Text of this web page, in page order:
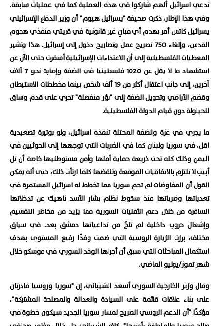
تدعي اسرائيل أنهم شاركوا في هذه العملية كما في عمليات سابقة.
وفي هذا الإطار، ذكرت صحيفة "يسرائيل هيوم" أن وزير الدفاع الإسرائيلي
يسرائيل كاتس أمر بهدم أي مبانٍ غير قانونية في قريتي منفذي هجوم
القدس، وإلغاء 750 تصريح عمل وتصاريح دخول إلى إسرائيل. هذا وتشير
المعطيات الفلسطينية إلى أن الاعتداءات الإسرائيلية أسفرت حتى الآن عن
استشهاد ما لا يقل عن 1020 فلسطينيا في الضفة وإصابة نحو 7 آلاف
آخرين، إلى جانب اعتقال أكثر من 19 ألف شخص بينما مخططات الاستيطان
وقضم الأراضي وتحويل الضفة إلى "بؤر منفصلة" تجري على قدم وساق
للحيلولة دون قيام الدولة الفلسطينية.
ما يجري في غزة والضفة المحتلة تنفذه اسرائيل، ولو بوتيرة تصعيدية
اقل، في سوريا ولبنان كما في الضربات التي توجهها إلى الحوثيين في
اليمن وذلك كله تحت ذريعة حماية أمنها وأمن مستوطنيها خاصة أن تل
أبيب لا تلتزم بالاتفاقيات الموقعة وتنقضها كلما ارتأت ذلك، حتى أنه يمكن
القول أن المفاوضات لم تحمِ سوريا مما تخطط له اسرائيل المستمرة في
تعدياتها وضرباتها منذ سقوط نظام بشار الأسد ناهيك عن تدخلاتها
السافرة من خلال دعم الأقليات السورية مما يزيد من مخاطر التقسيم
وإشعال حروب داخلية لم تنجُ من تداعياتها دمشق بعد. في سياق
مختلف، برزت الزيارة الروسية التي ضمت وفدًا رفيع المستوى بهدف
استكمال المباحثات التي سبق أن أجراها الوفد السوري في موسكو خلال
شهر تموز/يوليو الماضي.
وقال وزير الخارجية السوري أسعد الشيباني، إن "سوريا وروسيا قادرتان
على بناء علاقات قائمة على السيادة والعدالة والمصلحة المشتركة"،
مؤكدًا "أن الدعم الروسي الصريح لمسار سوريا الجديد سيكون خطوة في